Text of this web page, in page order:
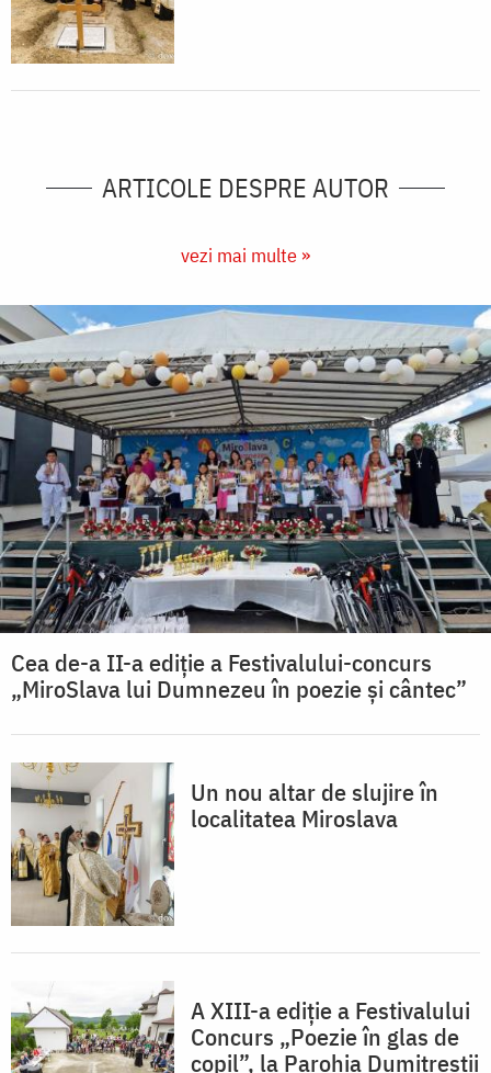
ARTICOLE DESPRE AUTOR
vezi mai multe »
Cea de-a II-a ediție a Festivalului-concurs
„MiroSlava lui Dumnezeu în poezie și cântec”
Un nou altar de slujire în
localitatea Miroslava
A XIII-a ediție a Festivalului
Concurs „Poezie în glas de
copil”, la Parohia Dumitreștii